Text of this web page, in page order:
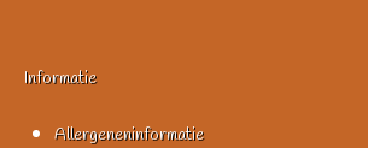
Informatie
Allergeneninformatie